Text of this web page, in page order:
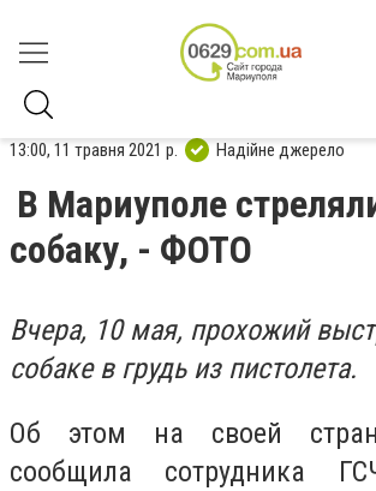
13:00, 11 травня 2021 р. Надійне джерело
В Мариуполе
собаку, - ФОТО
Вчера, 10 мая, прохожий
собаке в грудь из пистолета.
Об этом на своей
сообщила сотрудника